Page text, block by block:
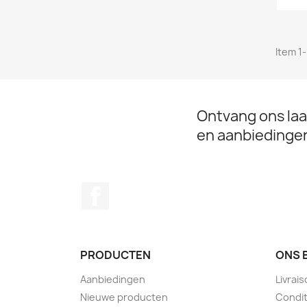
Item
Ontvang ons
en
PRODUCTEN
Aanbiedingen
Nieuwe producten
ONS